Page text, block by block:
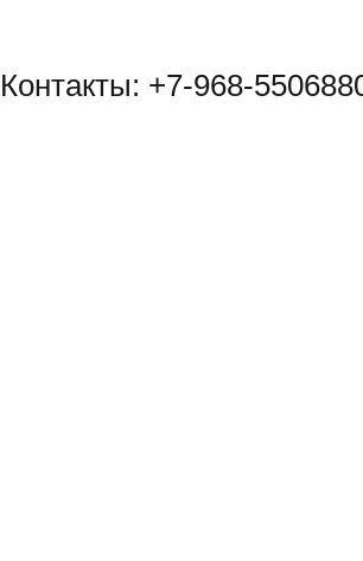
Контакты: +7-968-